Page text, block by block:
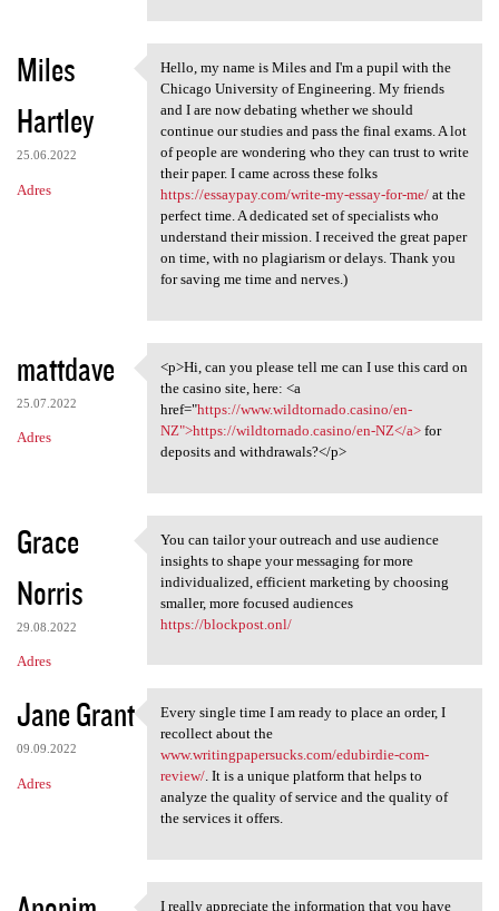
Miles
Hartley
25.06.2022
Adres
Hello, my name is Miles and I
Hello, my name is Miles and I'm a pupil with the
Chicago University of Engineering. My friends
and I are now debating whether we should
continue our studies and pass the final exams. A lot
of people are wondering who they can trust to write
their paper. I came across these folks
https://essaypay.com/write-my-essay-for-me/at the
perfect time. A dedicated set of specialists who
understand their mission. I received the great paper
on time, with no plagiarism or delays. Thank you
for saving me time and nerves.)
mattdave
25.07.2022
Adres
<p>Hi, can you please tell me
<p>Hi, can you please tell me can I use this card on
the casino site, here: <a
href="https://www.wildtornado.casino/en-
NZ">https://wildtornado.casino/en-NZ</a>for
deposits and withdrawals?</p>
Grace
Norris
29.08.2022
Adres
You can tailor your outreach
You can tailor your outreach and use audience
insights to shape your messaging for more
individualized, efficient marketing by choosing
smaller, more focused audiences
https://blockpost.onl/
Jane Grant
09.09.2022
Adres
Every single time I am ready
Every single time I am ready to place an order, I
recollect about the
www.writingpapersucks.com/edubirdie-com-
review/. It is a unique platform that helps to
analyze the quality of service and the quality of
the services it offers.
I really appreciate the information that you have